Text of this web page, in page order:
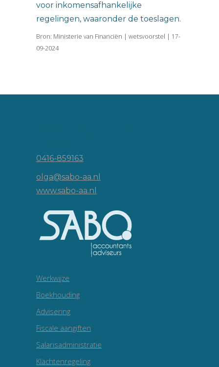
voor inkomensafhankelijke
regelingen, waaronder de toeslagen.
Bron: Ministerie van Financiën | wetsvoorstel | 17-
09-2024
0416-859163
olga@sabo-aa.nl
www.sabo-aa.nl
Werkwijze
Boekhouding
Advisering
Fiscale aangiften
Salarisadministratie
Klachtenregeling